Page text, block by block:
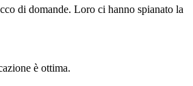
di domande. Loro ci hanno spianato la
è ottima.